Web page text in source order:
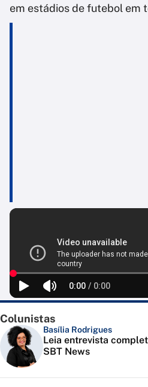
em estádios de futebol em
Colunistas
Basília Rodrigues
Leia entrevista
SBT News